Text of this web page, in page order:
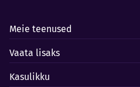
Meie teenused
Vaata lisaks
Kasulikku